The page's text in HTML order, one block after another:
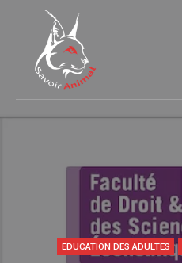
EDUCATION DES ADULTES